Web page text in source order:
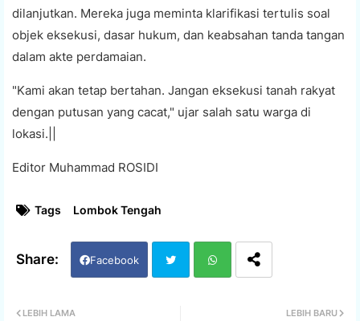
dilanjutkan. Mereka juga meminta klarifikasi tertulis soal
objek eksekusi, dasar hukum, dan keabsahan tanda tangan
dalam akte perdamaian.
"Kami akan tetap bertahan. Jangan eksekusi tanah rakyat
dengan putusan yang cacat," ujar salah satu warga di
lokasi.||
Editor Muhammad ROSIDI
Tags Lombok Tengah
Facebook
LEBIH BARU
LEBIH LAMA